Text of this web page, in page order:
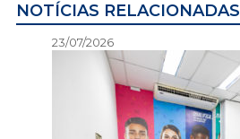
NOTÍCIAS RELACIONADAS
23/07/2026